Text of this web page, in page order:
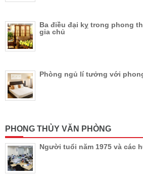
Ba điều đại kỵ trong phong
gia chủ
Phòng ngủ lí tưởng với
PHONG THỦY VĂN PHÒNG
Người tuổi năm 1975 và các